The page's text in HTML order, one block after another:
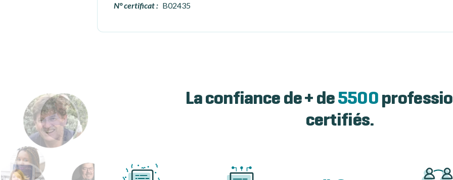
N° certificat : B02435
La confiance de + de 5500
certifiés.